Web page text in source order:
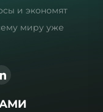
и экономят
миру уже